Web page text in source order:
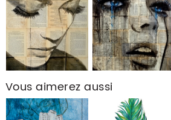
Vous aimerez aussi